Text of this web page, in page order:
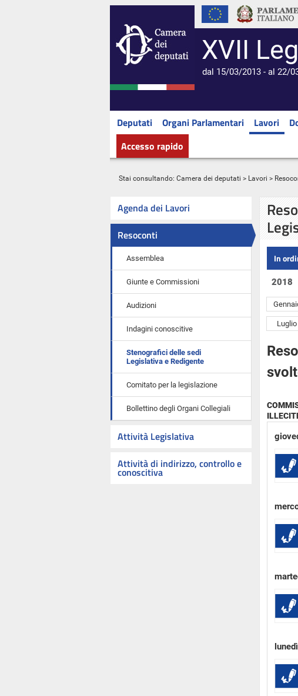
XVII
dal 15/03/2013 - al 22/
Deputati Organi Parlamentari Lavori
Accesso rapido
Stai consultando: Camera dei deputati > Lavori >
Agenda dei Lavori
Resoconti
Assemblea
Giunte e Commissioni
Audizioni
Indagini conoscitive
Stenografici delle sedi
Legislativa e Redigente
Comitato per la legislazione
Bollettino degli Organi Collegiali
Attività Legislativa
Attività di indirizzo, controllo e
conoscitiva
In
2018
Luglio